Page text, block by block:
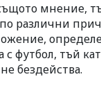
мнение,
различни
с футбол, тъй
бездейства.